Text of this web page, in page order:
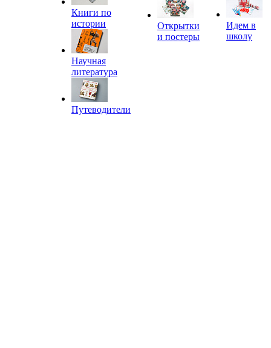
Книги по
истории
Научная
литература
Путеводители
Открытки
и постеры
Идем в
школу